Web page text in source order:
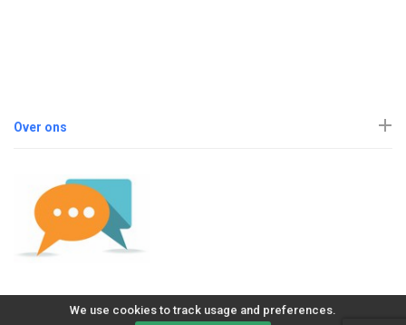
We use cookies to track usage and preferences.
Over ons